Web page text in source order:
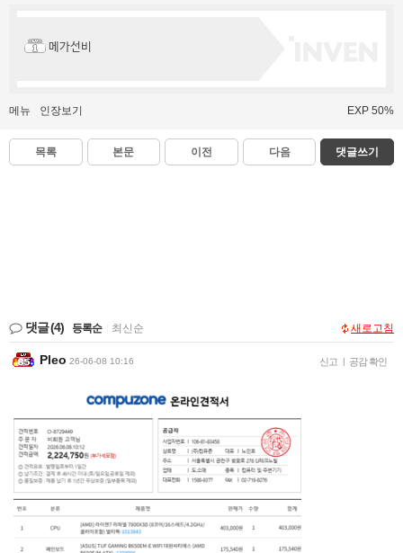
메가선비
메뉴 인장보기 EXP 50%
목록 본문 이전 다음 댓글쓰기
댓글(4) 등록순 최신순 새로고침
Pleo 26-06-08 10:16 신고 | 공감 확인